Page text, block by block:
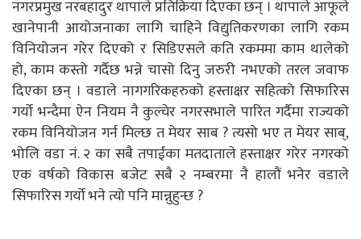
नगरप्रमुख नरबहादुर थापाले प्रतिक्रिया दिएका छन् । थापाले आफूले
खानेपानी आयोजनाका लागि चाहिने विद्युतिकरणका लागि रकम
विनियोजन गरेर दिएको र सिडिएसले कति रकममा काम थालेको
हो, काम कस्तो गर्दैछ भन्ने चासो दिनु जरुरी नभएको तरल जवाफ
दिएका छन् । वडाले नागगरिकहरुको हस्ताक्षर सहित्को सिफारिस
गर्यो भन्दैमा ऐन नियम नै कुल्चेर नगरसभाले पारित गर्दैमा राज्यको
रकम विनियोजन गर्न मिल्छ त मेयर साब ? त्यसो भए त मेयर साब्,
भोलि वडा नं. २ का सबै तपाईंका मतदाताले हस्ताक्षर गरेर नगरको
एक वर्षको विकास बजेट सबै २ नम्बरमा नै हालौं भनेर वडाले
सिफारिस गर्यो भने त्यो पनि मान्नुहुन्छ ?